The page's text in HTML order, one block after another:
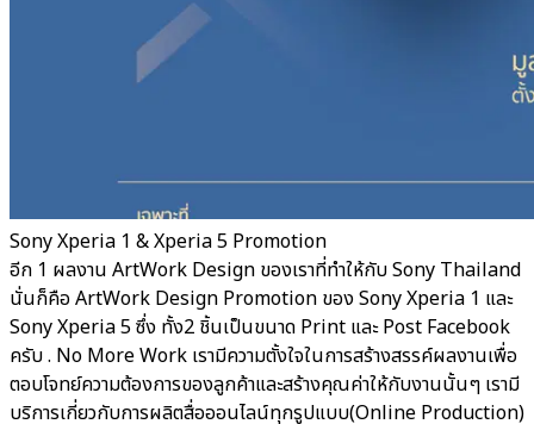
Sony Xperia 1 & Xperia 5 Promotion
อีก 1 ผลงาน ArtWork Design ของเราที่ทำให้กับ Sony Thailand
นั่นก็คือ ArtWork Design Promotion ของ Sony Xperia 1 และ
Sony Xperia 5 ซึ่ง ทั้ง2 ชิ้นเป็นขนาด Print และ Post Facebook
ครับ . No More Work เรามีความตั้งใจในการสร้างสรรค์ผลงานเพื่อ
ตอบโจทย์ความต้องการของลูกค้าและสร้างคุณค่าให้กับงานนั้นๆ เรามี
บริการเกี่ยวกับการผลิตสื่อออนไลน์ทุกรูปแบบ(Online Production)